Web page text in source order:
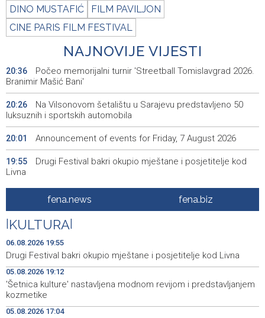
DINO MUSTAFIĆ
FILM PAVILJON
CINE PARIS FILM FESTIVAL
NAJNOVIJE VIJESTI
20:36
Počeo memorijalni turnir 'Streetball Tomislavgrad 2026.
Branimir Mašić Bani'
20:26
Na Vilsonovom šetalištu u Sarajevu predstavljeno 50
luksuznih i sportskih automobila
20:01 Announcement of events for Friday, 7 August 2026
19:55
Drugi Festival bakri okupio mještane i posjetitelje kod
Livna
Novi Travnik receives first direct EU funding for UNESCO
heritage project
19:33
Crishock: OHR maintains an open dialogue with all
political stakeholders in BiH
19:32
Velika nagrada Britanije ostaje u MotoGP kalendaru do
2028. godine
19:29
Španska krajnja ljevica i desnica ujedinjene protiv
Maroka kao suorganizatora SP 2030.
fena.news fena.biz
KULTURA
06.08.2026 19:55
Drugi Festival bakri okupio mještane i posjetitelje kod Livna
05.08.2026 19:12
'Šetnica kulture' nastavljena modnom revijom i predstavljanjem
kozmetike
05.08.2026 17:04